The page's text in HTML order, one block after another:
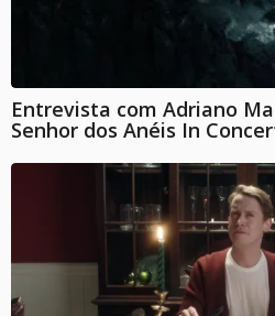
Entrevista com Adriano
Senhor dos Anéis In